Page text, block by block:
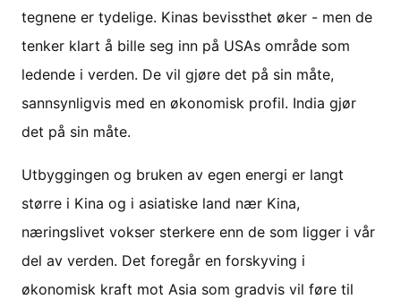
tegnene er tydelige. Kinas bevissthet øker - men de
tenker klart å bille seg inn på USAs område som
ledende i verden. De vil gjøre det på sin måte,
sannsynligvis med en økonomisk profil. India gjør
det på sin måte.
Utbyggingen og bruken av egen energi er langt
større i Kina og i asiatiske land nær Kina,
næringslivet vokser sterkere enn de som ligger i vår
del av verden. Det foregår en forskyving i
økonomisk kraft mot Asia som gradvis vil føre til